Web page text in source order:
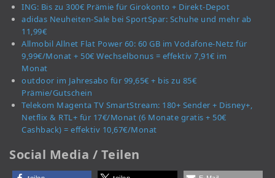
ING: Bis zu 300€ Prämie für Girokonto + Direkt-Depot
adidas Neuheiten-Sale bei SportSpar: Schuhe und mehr ab
11,99€
Allmobil Allnet Flat Power 60: 60 GB im Vodafone-Netz für
9,99€/Monat + 50€ Wechselbonus = effektiv 7,91€ im
Monat
outdoor im Jahresabo für 99,65€ + bis zu 85€
Prämie/Gutschein
Telekom Magenta TV SmartStream: 180+ Sender + Disney+,
Netflix & RTL+ für 17€/Monat (6 Monate gratis + 50€
Cashback) = effektiv 10,67€/Monat
Social Media / Teilen